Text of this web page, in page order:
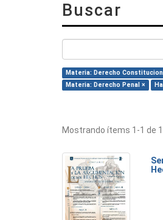
Buscar
Materia: Derecho
Materia: Derecho Penal ×
Mostrando ítems 1-1 de 1